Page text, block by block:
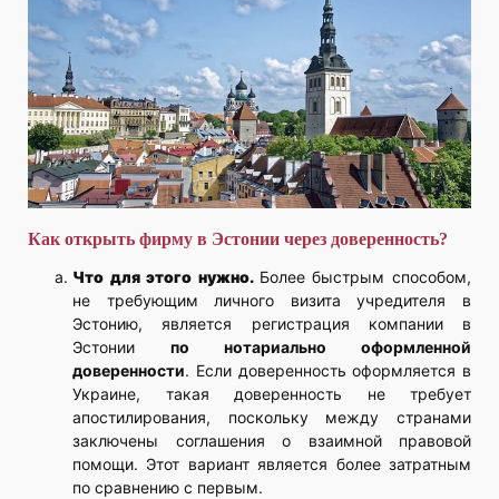
Как открыть фирму в Эстонии через доверенность?
Что для этого нужно. Более быстрым способом,
не требующим личного визита учредителя в
Эстонию, является регистрация компании в
Эстонии по нотариально оформленной
доверенности. Если доверенность оформляется в
Украине, такая доверенность не требует
апостилирования, поскольку между странами
заключены соглашения о взаимной правовой
помощи. Этот вариант является более затратным
по сравнению с первым.